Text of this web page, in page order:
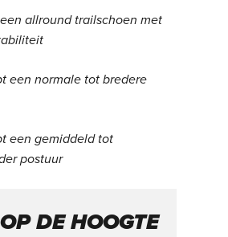
allround trailschoen met
een normale tot bredere
een gemiddeld tot
postuur
DE HOOGTE